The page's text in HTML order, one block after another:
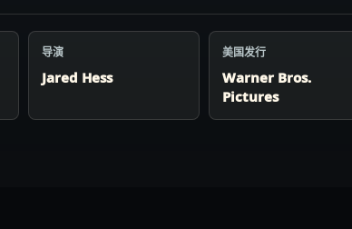
导演
Jared Hess
美国发行
Warner Bros.
Pictures